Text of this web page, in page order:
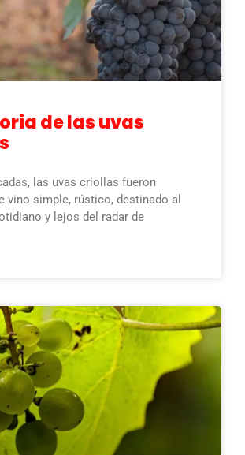
de las uvas
las uvas criollas fueron
vino simple, rústico, destinado al
y lejos del radar de